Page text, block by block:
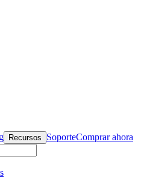
Recursos SoporteComprar ahora